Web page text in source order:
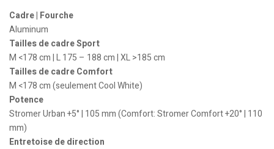
Cadre | Fourche
Aluminum
Tailles de cadre Sport
M <178 cm | L 175 – 188 cm | XL >185 cm
Tailles de cadre Comfort
M <178 cm (seulement Cool White)
Potence
Stromer Urban +5° | 105 mm (Comfort: Stromer Comfort +20° | 110
mm)
Entretoise de direction